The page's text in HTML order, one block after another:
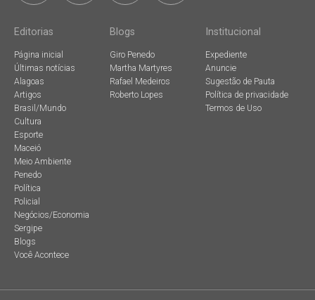
Editorias
Página inicial
Últimas notícias
Alagoas
Artigos
Brasil/Mundo
Cultura
Esporte
Maceió
Meio Ambiente
Penedo
Política
Policial
Negócios/Economia
Sergipe
Blogs
Você Acontece
Blogs
Giro Penedo
Martha Martyres
Rafael Medeiros
Roberto Lopes
Institucional
Expediente
Anuncie
Sugestão de Pauta
Política de privacidade
Termos de Uso